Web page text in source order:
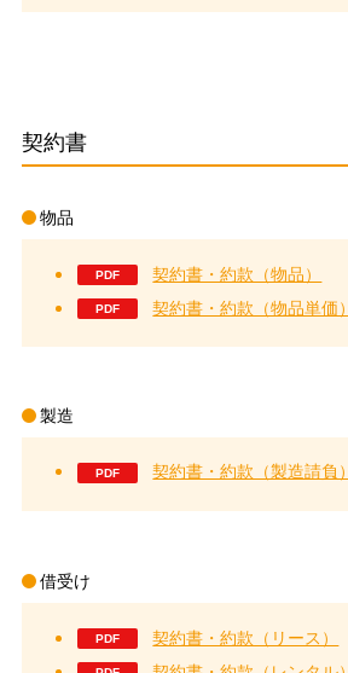
契約書
物品
契約書・約款（物品）
契約書・約款（物品単価）
製造
契約書・約款（製造請負）
借受け
契約書・約款（リース）